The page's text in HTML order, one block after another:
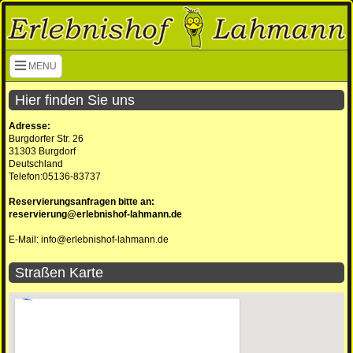
MENU
Navigation überspringen
Hier finden Sie uns
Adresse:
Burgdorfer Str. 26
31303 Burgdorf
Deutschland
Telefon:05136-83737
Reservierungsanfragen bitte an:
reservierung@erlebnishof-lahmann.de
E-Mail: info@erlebnishof-lahmann.de
Straßen Karte